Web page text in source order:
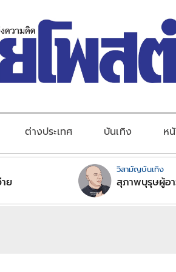
ต่างประเทศ บันเทิง ห
ย
วิสามัญบันเทิง
สุภาพบุรุษผู้อา